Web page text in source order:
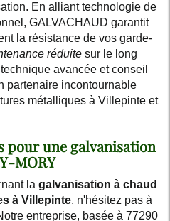
En alliant technologie de
GALVACHAUD garantit
la résistance de vos garde-
réduite sur le long
avancée et conseil
partenaire incontournable
métalliques à Villepinte et
pour une galvanisation
MORY
la galvanisation à chaud
à Villepinte, n'hésitez pas à
entreprise, basée à 77290